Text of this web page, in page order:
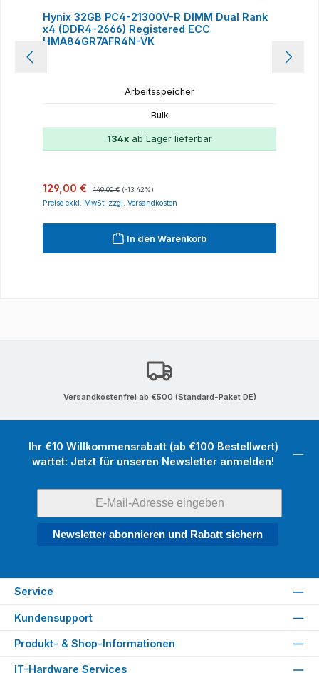
Hynix 32GB PC4-21300V-R DIMM Dual Rank
x4 (DDR4-2666) Registered ECC
HMA84GR7AFR4N-VK
Arbeitsspeicher
Bulk
134x ab Lager lieferbar
Verkaufspreis:
129,00 € 149,00 € (-13.42%)
Preise exkl. MwSt. zzgl. Versandkosten
In den Warenkorb
Versandkostenfrei ab €500 (Standard-Paket DE)
Ihr €10 Willkommensrabatt (ab €100 Bestellwert)
wartet: Jetzt für unseren Newsletter anmelden!
Newsletter abonnieren und Rabatt sichern
Service
Kundensupport
Produkt- & Shop-Informationen
IT-Hardware Services